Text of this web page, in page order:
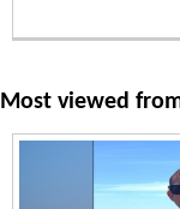
Most viewed